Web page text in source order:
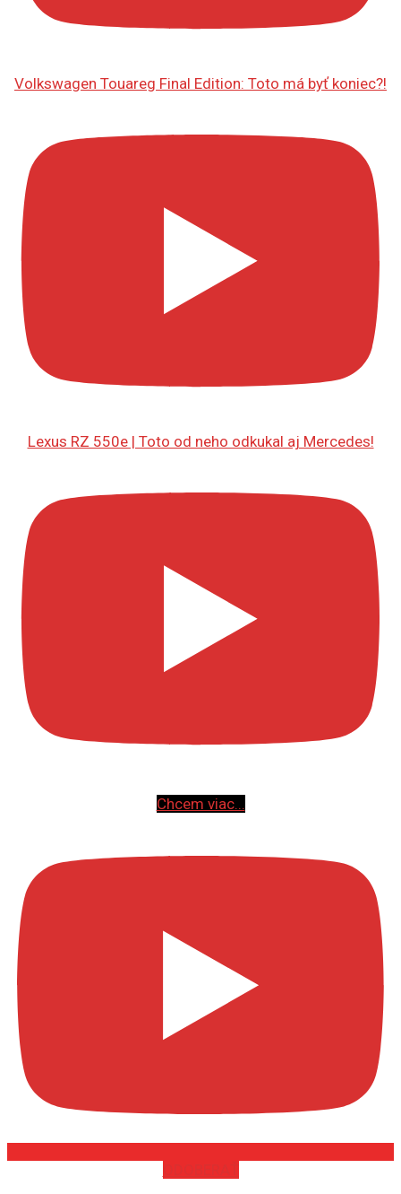
Volkswagen Touareg Final Edition: Toto má byť koniec?!
Lexus RZ 550e | Toto od neho odkukal aj Mercedes!
Chcem viac...